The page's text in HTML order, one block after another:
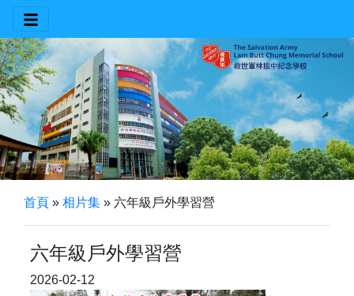
首頁 » 相片集 » 六年級戶外學習營
六年級戶外學習營
2026-02-12